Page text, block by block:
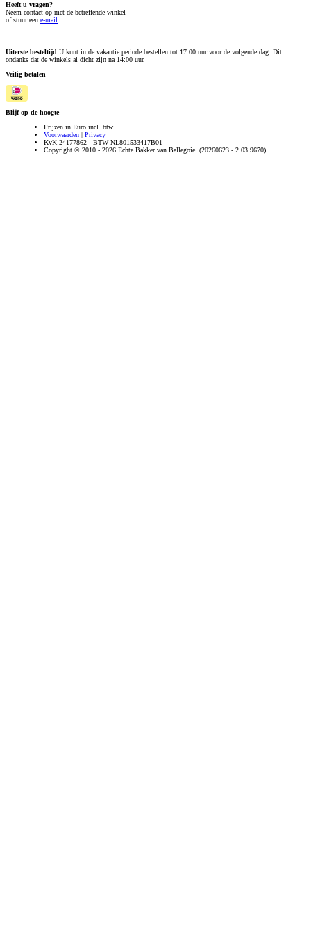
Heeft u vragen?
Neem contact op met de betreffende winkel
of stuur een e-mail
Uiterste besteltijd U kunt in de vakantie periode bestellen tot 17:00 uur voor de volgende dag. Dit
ondanks dat de winkels al dicht zijn na 14:00 uur.
Veilig betalen
Blijf op de hoogte
Prijzen in Euro incl. btw
Voorwaarden
Privacy
KvK 24177862 - BTW NL801533417B01
Copyright © 2010 - 2026 Echte Bakker van Ballegoie. (20260623 - 2.03.9670)